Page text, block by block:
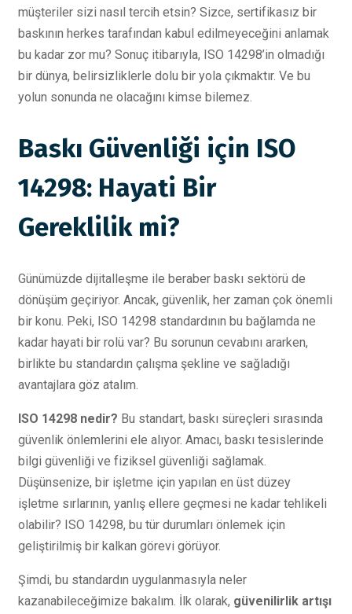
müşteriler sizi nasıl tercih etsin? Sizce, sertifikasız bir
baskının herkes tarafından kabul edilmeyeceğini anlamak
bu kadar zor mu? Sonuç itibarıyla, ISO 14298’in olmadığı
bir dünya, belirsizliklerle dolu bir yola çıkmaktır. Ve bu
yolun sonunda ne olacağını kimse bilemez.
Baskı Güvenliği için ISO
14298: Hayati Bir
Gereklilik mi?
Günümüzde dijitalleşme ile beraber baskı sektörü de
dönüşüm geçiriyor. Ancak, güvenlik, her zaman çok önemli
bir konu. Peki, ISO 14298 standardının bu bağlamda ne
kadar hayati bir rolü var? Bu sorunun cevabını ararken,
birlikte bu standardın çalışma şekline ve sağladığı
avantajlara göz atalım.
ISO 14298 nedir? Bu standart, baskı süreçleri sırasında
güvenlik önlemlerini ele alıyor. Amacı, baskı tesislerinde
bilgi güvenliği ve fiziksel güvenliği sağlamak.
Düşünsenize, bir işletme için yapılan en üst düzey
işletme sırlarının, yanlış ellere geçmesi ne kadar tehlikeli
olabilir? ISO 14298, bu tür durumları önlemek için
geliştirilmiş bir kalkan görevi görüyor.
Şimdi, bu standardın uygulanmasıyla neler
kazanabileceğimize bakalım. İlk olarak, güvenilirlik artışı